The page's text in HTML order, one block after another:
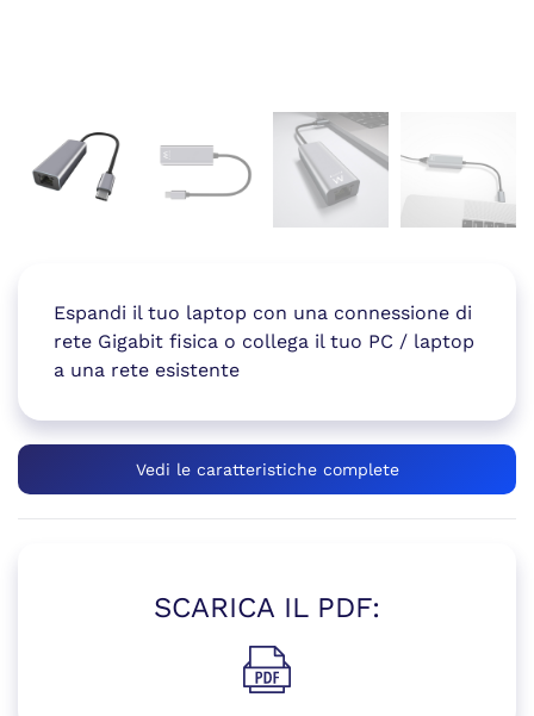
Espandi il tuo laptop con una connessione di
rete Gigabit fisica o collega il tuo PC / laptop
a una rete esistente
Vedi le caratteristiche complete
SCARICA IL PDF:
(si apre in una nuova